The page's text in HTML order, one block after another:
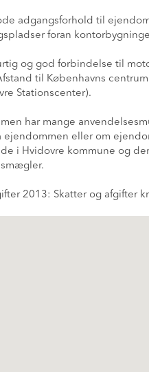
adgangsforhold til
foran
og god forbindelse til
til Københavns
Stationscenter).
har mange
ejendommen eller om
i Hvidovre kommune og
2013: Skatter og afgifter